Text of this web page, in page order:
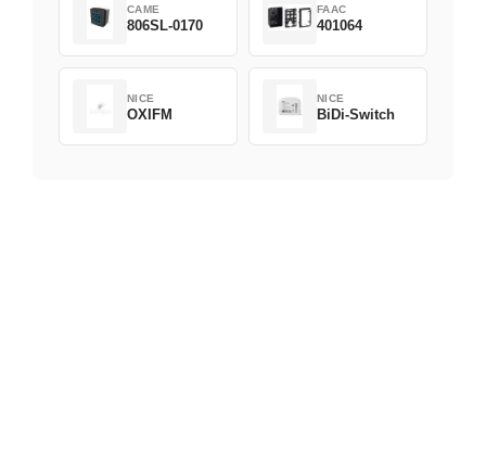
CAME
806SL-0170
FAAC
401064
NICE
OXIFM
NICE
BiDi-Switch